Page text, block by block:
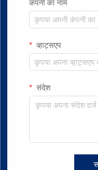
कंपनी का नाम
व्हाट्सएप
संदेश